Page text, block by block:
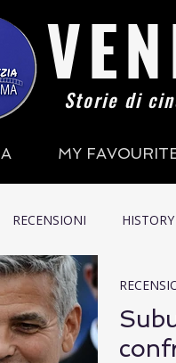
Storie di
MY
RECENSIONI HISTORY
GALLERY